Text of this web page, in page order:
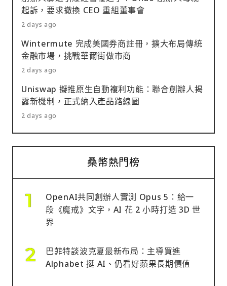
起訴，要求撤換 CEO 重組董事會
2 days ago
Wintermute 完成美國券商註冊，擴大布局傳統
金融市場，挑戰華爾街做市商
2 days ago
Uniswap 擬推原生自動複利功能：聯合創辦人揭
露新機制，正式納入產品路線圖
2 days ago
桑幣熱門榜
OpenAI共同創辦人實測 Opus 5：給一
段《魔戒》文字，AI 花 2 小時打造 3D 世
界
巴菲特談波克夏最新布局：主導買進
Alphabet 挺 AI、仍看好蘋果長期價值